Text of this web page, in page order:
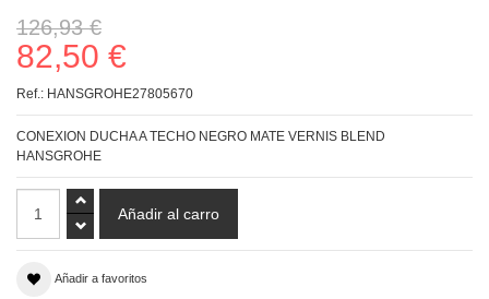
126,93 €
82,50 €
Ref.: HANSGROHE27805670
CONEXION DUCHA A TECHO NEGRO MATE VERNIS BLEND
HANSGROHE
Añadir a favoritos